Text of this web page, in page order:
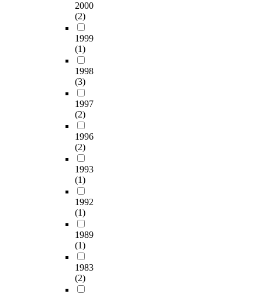
2000
(2)
1999
(1)
1998
(3)
1997
(2)
1996
(2)
1993
(1)
1992
(1)
1989
(1)
1983
(2)